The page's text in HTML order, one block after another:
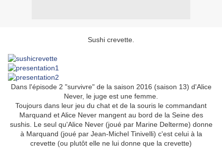
Sushi crevette.
Dans l'épisode 2 "survivre" de la saison 2016 (saison 13) d'Alice
Never, le juge est une femme.
Toujours dans leur jeu du chat et de la souris le commandant
Marquand et Alice Never mangent au bord de la Seine des
sushis. Le seul qu'Alice Never (joué par Marine Delterme) donne
à Marquand (joué par Jean-Michel Tinivelli) c'est celui à la
crevette (ou plutôt elle ne lui donne que la crevette)